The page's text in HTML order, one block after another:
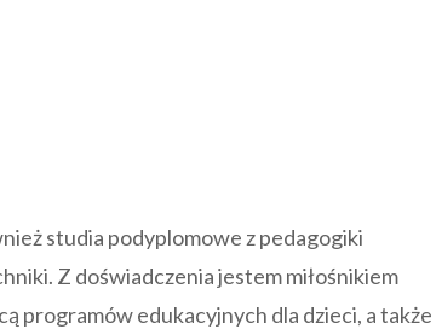
studia podyplomowe z pedagogiki
Z doświadczenia jestem miłośnikiem
programów edukacyjnych dla dzieci, a także